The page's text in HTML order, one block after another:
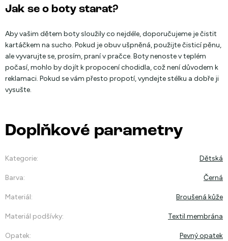
Jak se o boty starat?
Aby vašim dětem boty sloužily co nejdéle, doporučujeme je čistit
kartáčkem na sucho. Pokud je obuv ušpněná, použijte čisticí pěnu,
ale vyvarujte se, prosím, praní v pračce. Boty nenoste v teplém
počasí, mohlo by dojít k propocení chodidla, což není důvodem k
reklamaci. Pokud se vám přesto propotí, vyndejte stélku a dobře ji
vysušte.
Doplňkové parametry
Kategorie: Dětská
Barva: Černá
Materiál: Broušená kůže
Materiál podšívky: Textil membrána
Opatek: Pevný opatek